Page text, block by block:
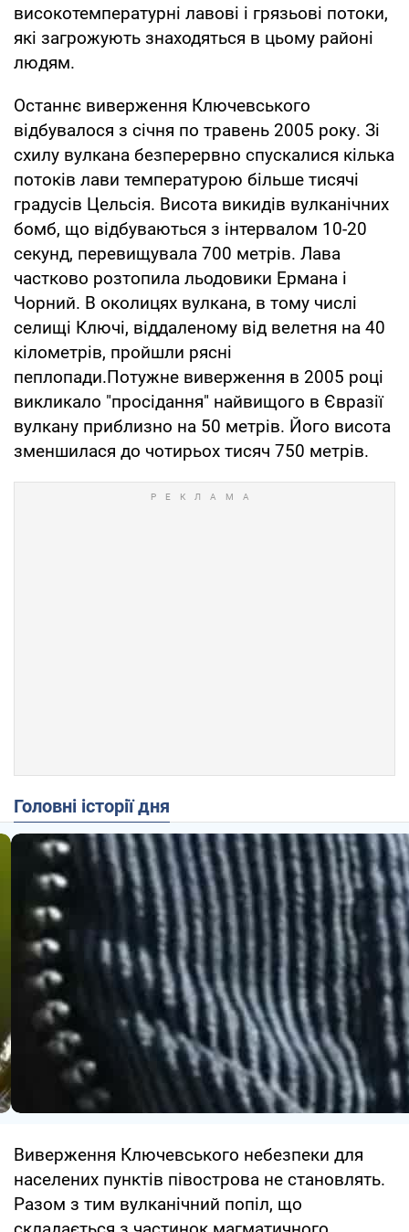
високотемпературні лавові і грязьові потоки,
які загрожують знаходяться в цьому районі
людям.
Останнє виверження Ключевського
відбувалося з січня по травень 2005 року. Зі
схилу вулкана безперервно спускалися кілька
потоків лави температурою більше тисячі
градусів Цельсія. Висота викидів вулканічних
бомб, що відбуваються з інтервалом 10-20
секунд, перевищувала 700 метрів. Лава
частково розтопила льодовики Ермана і
Чорний. В околицях вулкана, в тому числі
селищі Ключі, віддаленому від велетня на 40
кілометрів, пройшли рясні
пеплопади.Потужне виверження в 2005 році
викликало "просідання" найвищого в Євразії
вулкану приблизно на 50 метрів. Його висота
зменшилася до чотирьох тисяч 750 метрів.
Головні історії дня
Виверження Ключевського небезпеки для
населених пунктів півострова не становлять.
Разом з тим вулканічний попіл, що